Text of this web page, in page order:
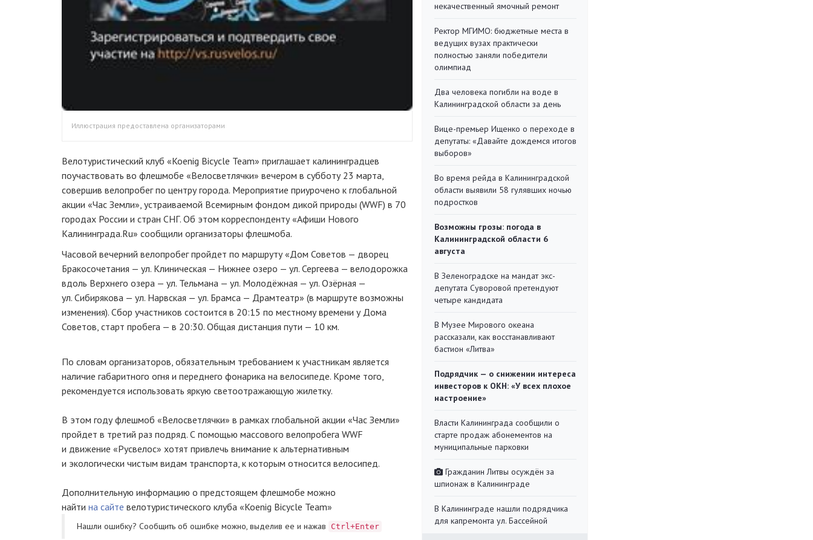
Иллюстрация предоставлена организаторами
Велотуристический клуб «Koenig Bicycle Team» приглашает калининградцев
поучаствовать во флешмобе «Велосветлячки» вечером в субботу 23 марта,
совершив велопробег по центру города. Мероприятие приурочено к глобальной
акции «Час Земли», устраиваемой Всемирным фондом дикой природы (WWF) в 70
городах России и стран СНГ. Об этом корреспонденту «Афиши Нового
Калининграда.Ru» сообщили организаторы флешмоба.
Часовой вечерний велопробег пройдет по маршруту «Дом Советов — дворец
Бракосочетания — ул. Клиническая — Нижнее озеро — ул. Сергеева — велодорожка
вдоль Верхнего озера — ул. Тельмана — ул. Молодёжная — ул. Озёрная —
ул. Сибирякова — ул. Нарвская — ул. Брамса — Драмтеатр» (в маршруте возможны
изменения). Сбор участников состоится в 20:15 по местному времени у Дома
Советов, старт пробега — в 20:30. Общая дистанция пути — 10 км.
По словам организаторов, обязательным требованием к участникам является
наличие габаритного огня и переднего фонарика на велосипеде. Кроме того,
рекомендуется использовать яркую светоотражающую жилетку.
В этом году флешмоб «Велосветлячки» в рамках глобальной акции «Час Земли»
пройдет в третий раз подряд. С помощью массового велопробега WWF
и движение «Русвелос» хотят привлечь внимание к альтернативным
и экологически чистым видам транспорта, к которым относится велосипед.
Дополнительную информацию о предстоящем флешмобе можно
найти на сайте велотуристического клуба «Koenig Bicycle Team»
Нашли ошибку? Cообщить об ошибке можно, выделив ее и нажав Ctrl+Enter
некачественный ямочный ремонт
Ректор МГИМО: бюджетные места в
ведущих вузах практически
полностью заняли победители
олимпиад
Два человека погибли на воде в
Калининградской области за день
Вице-премьер Ищенко о переходе в
депутаты: «Давайте дождемся итогов
выборов»
Во время рейда в Калининградской
области выявили 58 гулявших ночью
подростков
Возможны грозы: погода в
Калининградской области 6
августа
В Зеленоградске на мандат экс-
депутата Суворовой претендуют
четыре кандидата
В Музее Мирового океана
рассказали, как восстанавливают
бастион «Литва»
Подрядчик — о снижении интереса
инвесторов к ОКН: «У всех плохое
настроение»
Власти Калининграда сообщили о
старте продаж абонементов на
муниципальные парковки
Гражданин Литвы осуждён за
шпионаж в Калининграде
В Калининграде нашли подрядчика
для капремонта ул. Бассейной